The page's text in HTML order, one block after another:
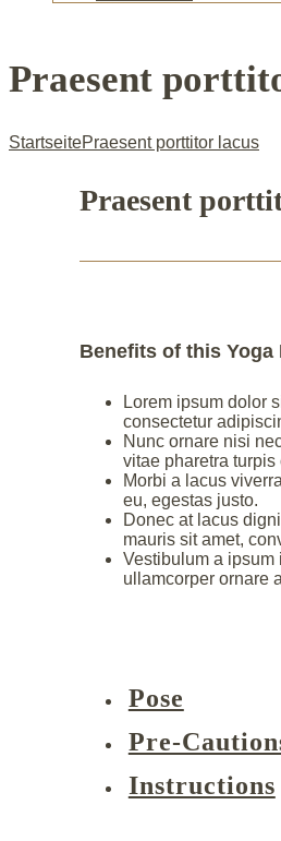
Praesent
StartseitePraesent porttitor lacus
Praesent
Benefits of this Yoga
Lorem ipsum dolor
consectetur
Nunc ornare nisi
vitae pharetra turpis
Morbi a lacus
eu, egestas justo.
Donec at lacus
mauris sit amet,
Vestibulum a ipsum
ullamcorper ornare
Pose
Pre-
Instructions